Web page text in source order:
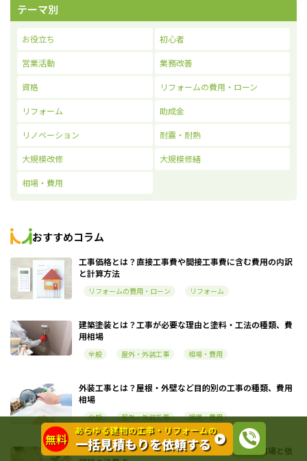
テーマ別
お役立ち 初心者
営業活動 業務改善
資格 リフォームの費用・ローン
リフォーム 助成金
リノベーション 耐震・耐熱
大規模改修 大規模修繕
相場・費用
おすすめコラム
工事価格とは？直接工事費や間接工事費に含む費用の内訳
と計算方法
リフォームの費用・ローン リフォーム
建築塗装とは？工事が必要な理由と塗料・工法の種類、費
用相場
全般 屋外・外装工事 相場・費用
外装工事とは？屋根・外壁など目的別の工事の種類、費用
相場
全般 屋外・外装工事 相場・費用
改築工事とは？改修・増築・新築との違い、費用相場と依
無料
あらゆる建物の工事・リフォームの
一括見積もりを依頼する